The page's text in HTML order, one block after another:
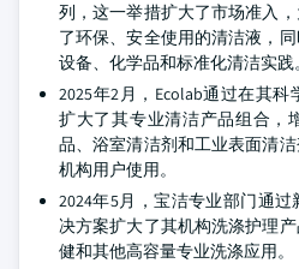
列，这一举措扩大了市场准入
了环保、安全使用的清洁液，
设备、化学品和标准化清洁实践。
2025年2月，Ecolab通过在其
扩大了其专业清洁产品组合，
品、浴室清洁剂和工业表面清
机构用户使用。
2024年5月，宝洁专业部门通
决方案扩大了其机构洗涤护理
健和其他高容量专业洗涤应用。